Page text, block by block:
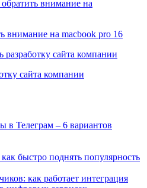
внимание на macbook pro 16
сайта компании
в Телеграм – 6 вариантов
быстро поднять популярность
как работает интеграция